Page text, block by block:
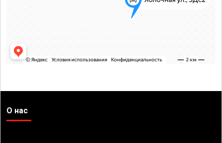
О нас